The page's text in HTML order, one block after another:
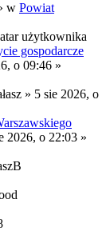
w Powiat
gospodarcze
o 09:46 »
» 5 sie 2026, o
2026, o 22:03 »